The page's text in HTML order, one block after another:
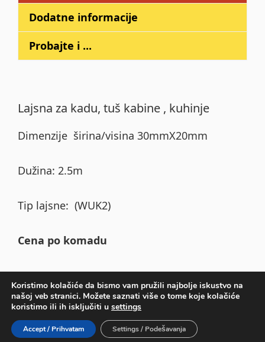
quantity
Dodatne informacije
Probajte i ...
Lajsna za kadu, tuš kabine , kuhinje
Dimenzije širina/visina 30mmX20mm
Dužina: 2.5m
Tip lajsne: (WUK2)
Cena po komadu
Primary
Sidebar
COPYRIGHT © 2026 ·DEVKIT PARALLAXON
FRAMEWORK ·WORDPRESS·LOG IN
Koristimo kolačiće da bismo vam pružili najbolje iskustvo na
našoj veb stranici. Možete saznati više o tome koje kolačiće
koristimo ili ih isključiti u settings
Accept / Prihvatam Settings / Podešavanja